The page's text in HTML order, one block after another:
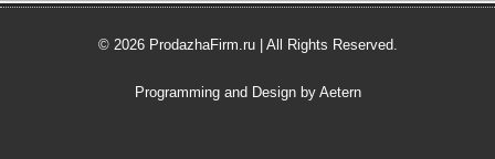
© 2026 ProdazhaFirm.ru | All Rights Reserved.
Programming and Design by Aetern